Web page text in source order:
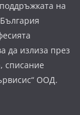
на
да излиза през
списание
ООД.